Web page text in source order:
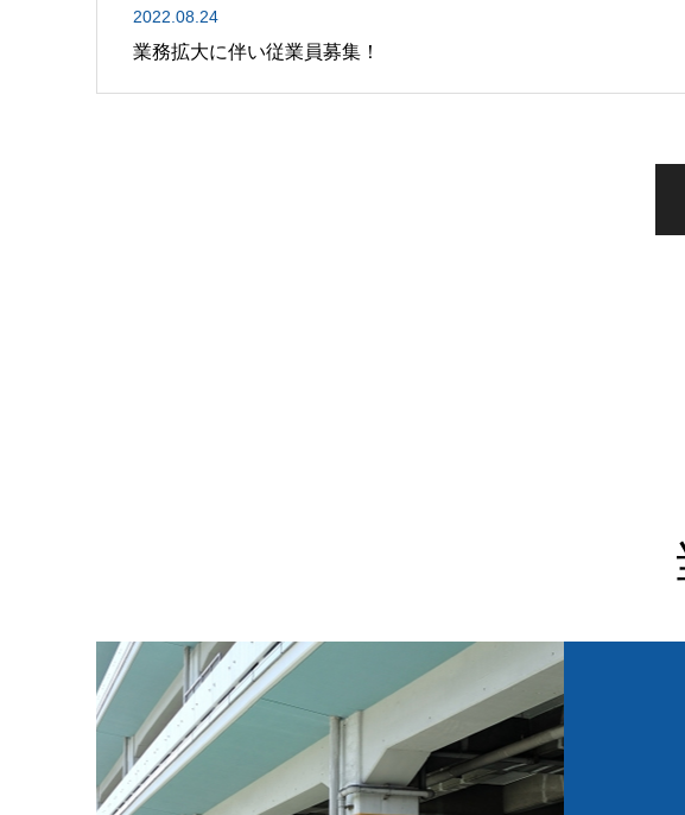
2022.08.24
業務拡大に伴い従業員募集！